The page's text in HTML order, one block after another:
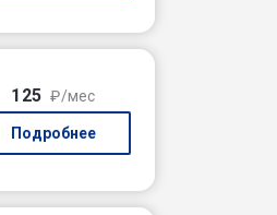
125 ₽/мес
Подробнее